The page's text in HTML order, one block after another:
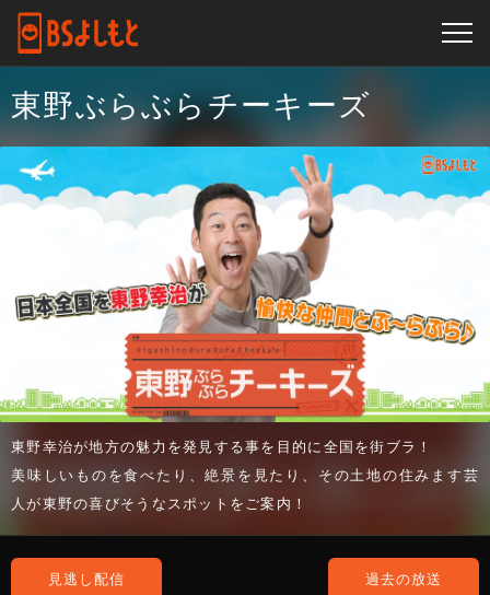
東野ぶらぶらチーキーズ
東野幸治が地方の魅力を発見する事を目的に全国を街ブラ！
美味しいものを食べたり、絶景を見たり、その土地の住みます芸
人が東野の喜びそうなスポットをご案内！
見逃し配信 過去の放送